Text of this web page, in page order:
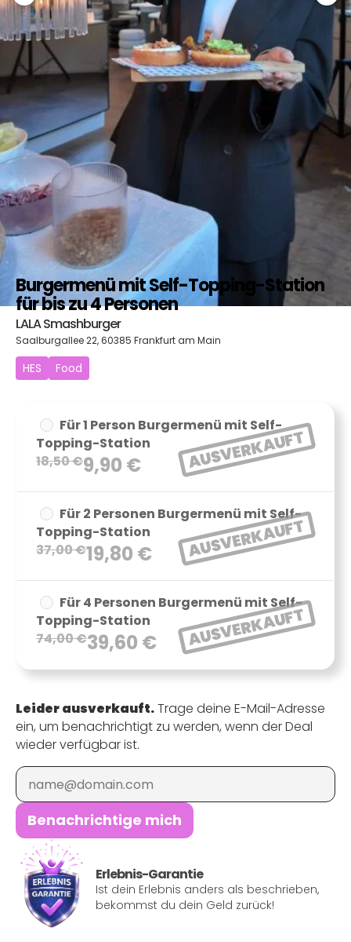
Burgermenü mit Self-Topping-Station
für bis zu 4 Personen
LALA Smashburger
Saalburgallee 22, 60385 Frankfurt am Main
HES Food
Für 1 Person Burgermenü mit Self-
Topping-Station
18,50€9,90 € AUSVERKAUFT
Für 2 Personen Burgermenü mit Self-
Topping-Station
37,00€19,80 € AUSVERKAUFT
Für 4 Personen Burgermenü mit Self-
Topping-Station
74,00€39,60 € AUSVERKAUFT
Leider ausverkauft.Trage deine E-Mail-Adresse
ein, um benachrichtigt zu werden, wenn der Deal
wieder verfügbar ist.
E-Mail
Benachrichtige mich
Erlebnis-Garantie
Ist dein Erlebnis anders als beschrieben,
bekommst du dein Geld zurück!